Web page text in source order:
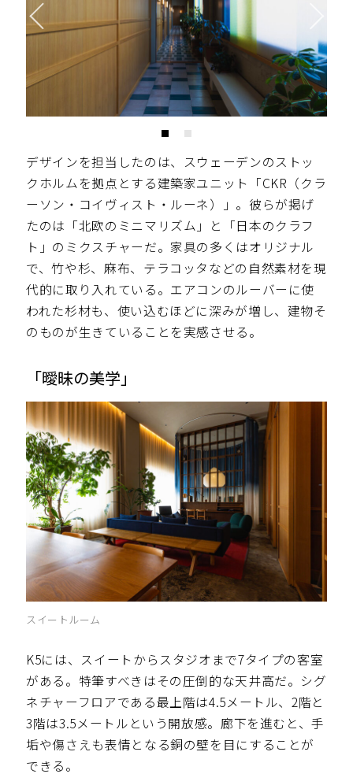
デザインを担当したのは、スウェーデンのストッ
クホルムを拠点とする建築家ユニット「CKR（クラ
ーソン・コイヴィスト・ルーネ）」。彼らが掲げ
たのは「北欧のミニマリズム」と「日本のクラフ
ト」のミクスチャーだ。家具の多くはオリジナル
で、竹や杉、麻布、テラコッタなどの自然素材を現
代的に取り入れている。エアコンのルーバーに使
われた杉材も、使い込むほどに深みが増し、建物そ
のものが生きていることを実感させる。
「曖昧の美学」
スイートルーム
K5には、スイートからスタジオまで7タイプの客室
がある。特筆すべきはその圧倒的な天井高だ。シグ
ネチャーフロアである最上階は4.5メートル、2階と
3階は3.5メートルという開放感。廊下を進むと、手
垢や傷さえも表情となる銅の壁を目にすることが
できる。